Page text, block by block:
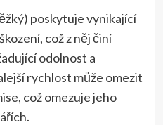
poskytuje vynikající
což z něj činí
odolnost a
rychlost může omezit
což omezuje jeho